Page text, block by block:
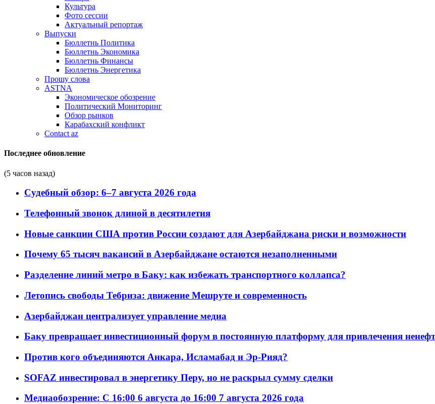
Культура
Фото сессии
Актуальный репортаж
Выпуски
Бюллетнь Политика
Бюллетнь Экономика
Бюллетнь Финансы
Бюллетнь Энергетика
Прошу слова
ASTNA
Экономическое обозрение
Политический Мониторинг
Обзор рынков
Карабахский конфликт
Contact az
Последнее обновление
(5 часов назад)
Судебный обзор: 6–7 августа 2026 года
Телефонный звонок длиной в десятилетия
Новые санкции США против России создают для Азербайджана риски и возможности
Почему 65 тысяч вакансий в Азербайджане остаются незаполненными
Разделение линий метро в Баку: как избежать транспортного коллапса?
Летопись свободы Тебриза: движение Мешруте и современность
Азербайджан централизует управление медиа
Баку превращает инвестиционный форум в постоянную платформу для привлечения
Против кого объединяются Анкара, Исламабад и Эр-Рияд?
SOFAZ инвестировал в энергетику Перу, но не раскрыл сумму сделки
Медиаобозрение: С 16:00 6 августа до 16:00 7 августа 2026 года